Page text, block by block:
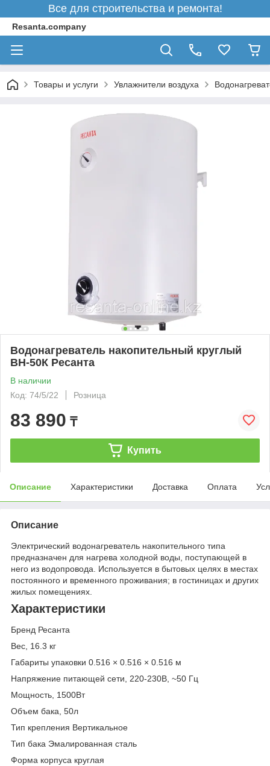
Все для строительства и ремонта!
Resanta.company
Товары и услуги Увлажнители воздуха
Водонагреватель накопительный круглый
ВН-50К Ресанта
В наличии
Код: 74/5/22
Розница
83 890 ₸
Купить
Описание Характеристики Доставка Оплата
Описание
Электрический водонагреватель накопительного типа
предназначен для нагрева холодной воды, поступающей в
него из водопровода. Используется в бытовых целях в местах
постоянного и временного проживания; в гостиницах и других
жилых помещениях.
Характеристики
Бренд Ресанта
Вес, 16.3 кг
Габариты упаковки 0.516 × 0.516 × 0.516 м
Напряжение питающей сети, 220-230В, ~50 Гц
Мощность, 1500Вт
Объем бака, 50л
Тип крепления Вертикальное
Тип бака Эмалированная сталь
Форма корпуса круглая